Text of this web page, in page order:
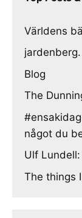
Världens
jardenberg.
Blog
The
något du
Ulf
The things